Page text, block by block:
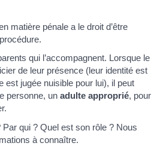
matière pénale a le droit d’être
qui l’accompagnent. Lorsque le
de leur présence (leur identité est
est jugée nuisible pour lui), il peut
personne, un adulte approprié, pour
qui ? Quel est son rôle ? Nous
à connaître.